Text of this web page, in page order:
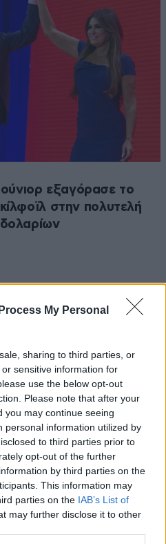
My Personal
sharing to third parties, or
sensitive information for
use the below opt-out
Please note that after your
you may continue seeing
personal information utilized by
to third parties prior to
opt-out of the further
by third parties on the
This information may
parties on the IAB’s List of
may further disclose it to other
εξαγόρασε το
στην πολυτελή
σύμμαχος στην
& την ορμονική